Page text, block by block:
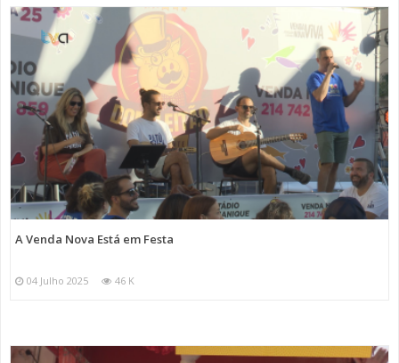
A Venda Nova Está em Festa
04 Julho 2025 46 K